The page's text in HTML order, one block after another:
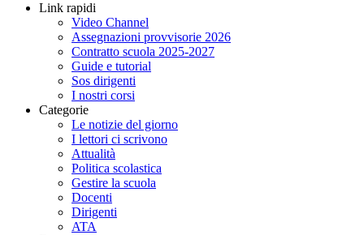
Link rapidi
Video Channel
Assegnazioni provvisorie 2026
Contratto scuola 2025-2027
Guide e tutorial
Sos dirigenti
I nostri corsi
Categorie
Le notizie del giorno
I lettori ci scrivono
Attualità
Politica scolastica
Gestire la scuola
Docenti
Dirigenti
ATA